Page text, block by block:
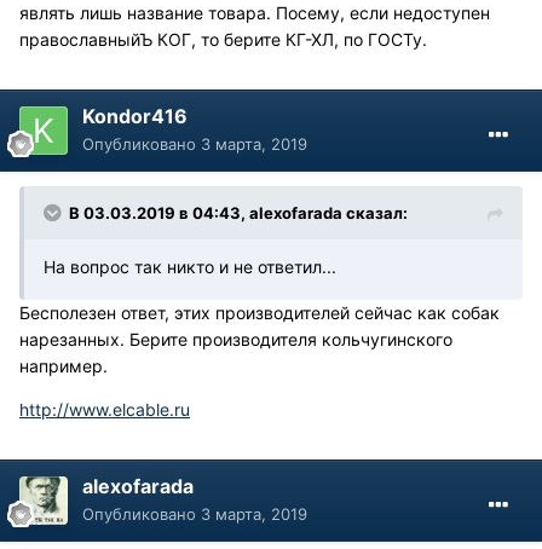
являть лишь название товара. Посему, если недоступен
православныйЪ КОГ, то берите КГ-ХЛ, по ГОСТу.
Kondor416
Опубликовано 3 марта, 2019
В 03.03.2019 в 04:43, alexofarada сказал:
На вопрос так никто и не ответил...
Бесполезен ответ, этих производителей сейчас как собак
нарезанных. Берите производителя кольчугинского
например.
http://www.elcable.ru
alexofarada
Опубликовано 3 марта, 2019